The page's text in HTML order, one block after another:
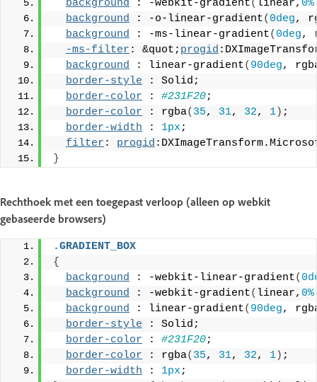
background : -webkit-gradient( linear, 0%
background : -o-linear-gradient( 0deg,
background : -ms-linear-gradient( 0deg,
-ms-filter : &quot; progid
background : linear-gradient( 90deg,
border-style : Solid;
border-color : #231F20;
border-color : rgba( 35, 31, 32, 1) ;
border-width : 1px ;
filter : progid
}
Rechthoek met een toegepast verloop (alleen op webkit
gebaseerde browsers)
.GRADIENT_BOX
{
background : -webkit-linear-gradient(
background : -webkit-gradient( linear, 0%
background : linear-gradient( 90deg,
border-style : Solid;
border-color : #231F20;
border-color : rgba( 35, 31, 32, 1) ;
border-width : 1px ;